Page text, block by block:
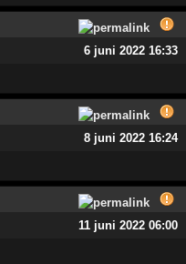
6 juni 2022 16:33
8 juni 2022 16:24
11 juni 2022 06:00